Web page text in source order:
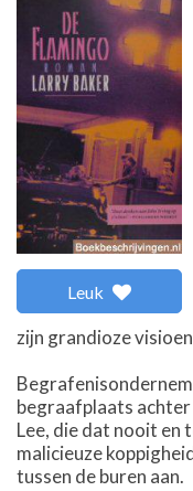
Leuk
zijn grandioze
begraafplaats
Lee, die dat nooit en
malicieuze
tussen de buren aan.